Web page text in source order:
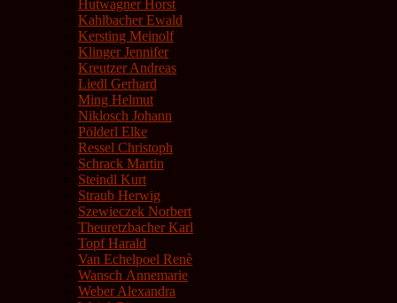
Hutwagner Horst
Kahlbacher Ewald
Kersting Meinolf
Klinger Jennifer
Kreutzer Andreas
Liedl Gerhard
Ming Helmut
Niklosch Johann
Pölderl Elke
Ressel Christoph
Schrack Martin
Steindl Kurt
Straub Herwig
Szewieczek Norbert
Theuretzbacher Karl
Topf Harald
Van Echelpoel Renè
Wansch Annemarie
Weber Alexandra